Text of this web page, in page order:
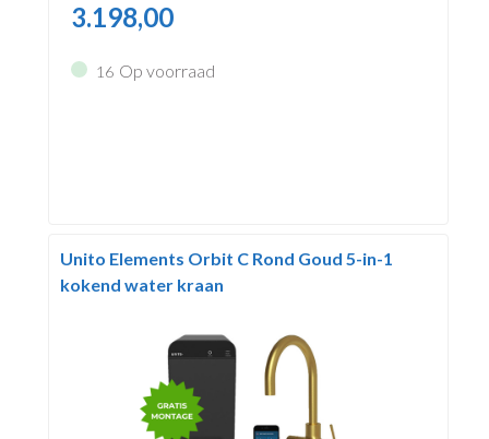
3.198,00
16 Op voorraad
Unito Elements Orbit C Rond Goud 5-in-1
kokend water kraan